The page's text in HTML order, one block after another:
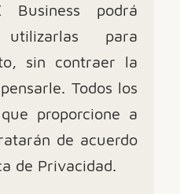
podrá
para
sin contraer la
Todos los
proporcione a
de acuerdo
de Privacidad.